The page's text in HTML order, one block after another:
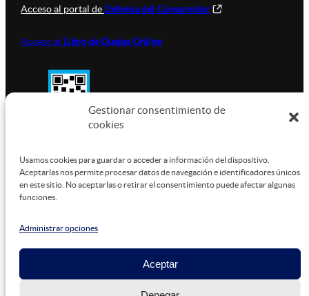
Gestionar consentimiento de
cookies
Usamos cookies para guardar o acceder a información del dispositivo.
Aceptarlas nos permite procesar datos de navegación e identificadores únicos
en este sitio. No aceptarlas o retirar el consentimiento puede afectar algunas
funciones.
Administrar opciones
Aceptar
Acceso al portal de Defensa del Consumidor
Acceso al Libro de Quejas Online
SUSTENTABILIDAD
© 2026